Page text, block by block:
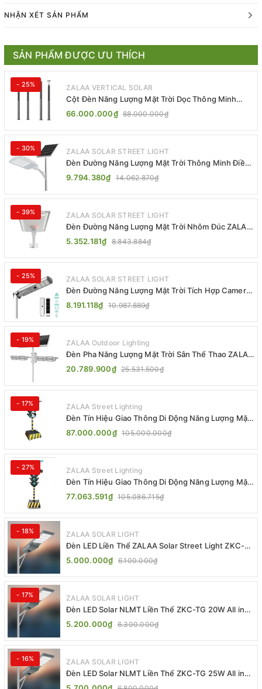
NHẬN XÉT SẢN PHẨM
SẢN PHẨM ĐƯỢC ƯU THÍCH
- 25% ZALAA VERTICAL SOLAR
Cột Đèn Năng Lượng Mặt Trời Dọc Thông Minh
ZSR-YYDS-360 | ZALAA Jsc
66.000.000₫ 88.000.000₫
- 30% ZALAA SOLAR STREET LIGHT
Đèn Đường Năng Lượng Mặt Trời Thông Minh Điều
Khiển MPPT ZL-GMX01 ZALAA
9.794.380₫ 14.062.870₫
- 39% ZALAA SOLAR STREET LIGHT
Đèn Đường Năng Lượng Mặt Trời Nhôm Đúc ZALAA
ZL-BWH Cao Cấp IP65
5.352.181₫ 8.843.884₫
- 25% ZALAA SOLAR STREET LIGHT
Đèn Đường Năng Lượng Mặt Trời Tích Hợp Camera
ZALAA ZL-BJ04-CCTV (80W, IP65)
8.191.118₫ 10.987.889₫
- 19% ZALAA Outdoor Lighting
Đèn Pha Năng Lượng Mặt Trời Sân Thể Thao ZALAA
Jsc Chống Nước IP65 Cao Cấp
20.789.900₫ 25.531.500₫
- 17% ZALAA Street Lighting
Đèn Tín Hiệu Giao Thông Di Động Năng Lượng Mặt
Trời ZALAA ZL-300A-D
87.000.000₫ 105.000.000₫
- 27% ZALAA Street Lighting
Đèn Tín Hiệu Giao Thông Di Động Năng Lượng Mặt
Trời ZALAA ZL-409300C
77.063.591₫ 105.086.715₫
- 18% ZALAA SOLAR LIGHT
Đèn LED Liền Thể ZALAA Solar Street Light ZKC-
TG 20W 25W 30W All In One
5.000.000₫ 6.100.000₫
- 17% ZALAA SOLAR LIGHT
Đèn LED Solar NLMT Liền Thể ZKC-TG 20W All in
One | ZALAA Street Light
5.200.000₫ 6.300.000₫
- 16% ZALAA SOLAR LIGHT
Đèn LED Solar NLMT Liền Thể ZKC-TG 25W All in
One | ZALAA Street Light